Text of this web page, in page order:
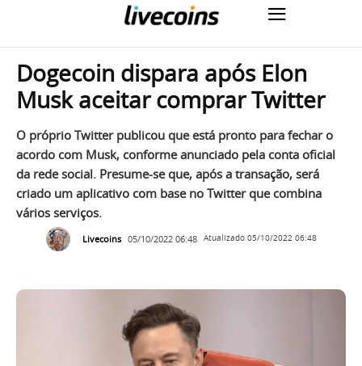
Dogecoin dispara após Elon
Musk aceitar comprar Twitter
O próprio Twitter publicou que está pronto para fechar o
acordo com Musk, conforme anunciado pela conta oficial
da rede social. Presume-se que, após a transação, será
criado um aplicativo com base no Twitter que combina
vários serviços.
Livecoins 05/10/2022 06:48 Atualizado 05/10/2022 06:48